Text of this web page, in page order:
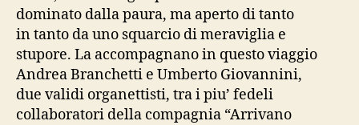
dominato dalla paura, ma aperto di tanto
in tanto da uno squarcio di meraviglia e
stupore. La accompagnano in questo viaggio
Andrea Branchetti e Umberto Giovannini,
due validi organettisti, tra i piu’ fedeli
collaboratori della compagnia “Arrivano